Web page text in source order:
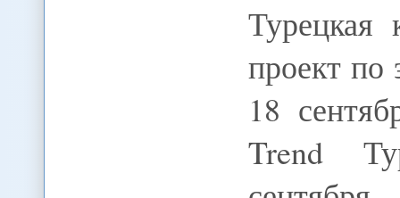
Турецкая
проект по
18
Trend